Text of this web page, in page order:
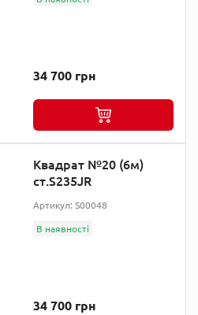
34 700 грн
Квадрат №20 (6м)
ст.S235JR
Артикул: S00048
В наявності
34 700 грн